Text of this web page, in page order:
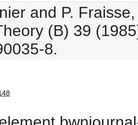
and P.
(B) 39
8.